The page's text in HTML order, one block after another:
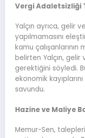
Vergi Adaletsizliği
Yalçın ayrıca, gelir
yapılmamasını
kamu
belirten Yalçın, gelir
gerektiğini söyledi.
ekonomik
savundu.
Hazine ve Maliye
Memur-Sen,